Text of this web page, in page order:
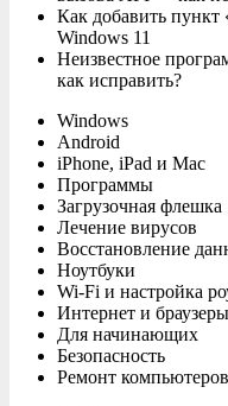
Как добавить пункт
Windows 11
Неизвестное
как исправить?
Windows
Android
iPhone, iPad и Mac
Программы
Загрузочная флешка
Лечение вирусов
Восстановление
Ноутбуки
Wi-Fi и настройка
Интернет и браузеры
Для начинающих
Безопасность
Ремонт компьютеров